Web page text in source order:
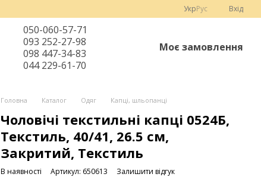
УкрРус Вхід
050-060-57-71
093 252-27-98
098 447-34-83
044 229-61-70
Моє замовлення
Головна Каталог Одяг Капці, шльопанці
Чоловічі текстильні капці 0524Б,
Текстиль, 40/41, 26.5 см,
Закритий, Текстиль
В наявності Артикул: 650613 Залишити відгук